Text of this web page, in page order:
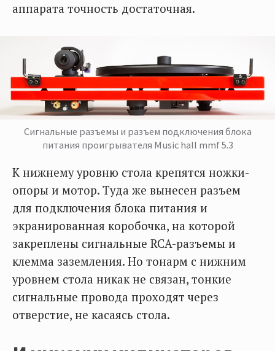
аппарата точность достаточная.
Сигнальные разъемы и разъем подключения блока
питания проигрывателя Music hall mmf 5.3
К нижнему уровню стола крепятся ножки-
опоры и мотор. Туда же вынесен разъем
для подключения блока питания и
экранированная коробочка, на которой
закреплены сигнальные RCA-разъемы и
клемма заземления. Но тонарм с нижним
уровнем стола никак не связан, тонкие
сигнальные провода проходят через
отверстие, не касаясь стола.